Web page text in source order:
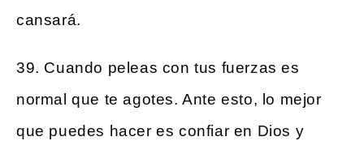
cansará.
39. Cuando peleas con tus fuerzas es
normal que te agotes. Ante esto, lo mejor
que puedes hacer es confiar en Dios y